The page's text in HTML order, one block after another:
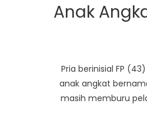
Anak
Pria berinisial FP
anak angkat
masih memburu